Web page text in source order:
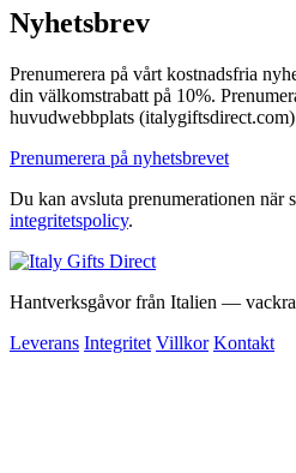
Nyhetsbrev
Prenumerera på vårt kostnadsfria
din välkomstrabatt på 10%.
huvudwebbplats
Prenumerera på nyhetsbrevet
Du kan avsluta prenumerationen när
integritetspolicy.
Hantverksgåvor från Italien —
Leverans Integritet Villkor Kontakt